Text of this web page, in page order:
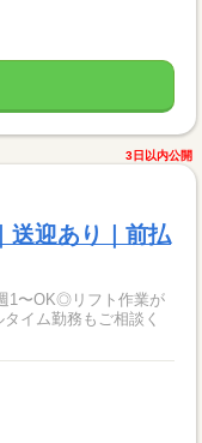
3日以内公開
送迎あり｜前払
1〜OK◎リフト作業が